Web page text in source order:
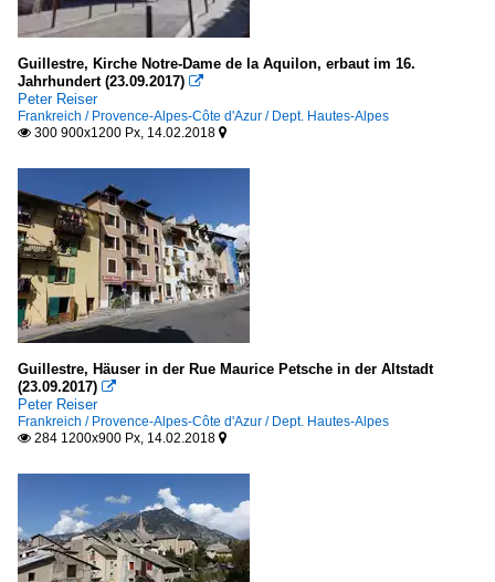
Guillestre, Kirche Notre-Dame de la Aquilon, erbaut im 16.
Jahrhundert (23.09.2017) 
Peter Reiser
Frankreich / Provence-Alpes-Côte d'Azur / Dept. Hautes-Alpes
 300 900x1200 Px, 14.02.2018 
Guillestre, Häuser in der Rue Maurice Petsche in der Altstadt
(23.09.2017) 
Peter Reiser
Frankreich / Provence-Alpes-Côte d'Azur / Dept. Hautes-Alpes
 284 1200x900 Px, 14.02.2018 